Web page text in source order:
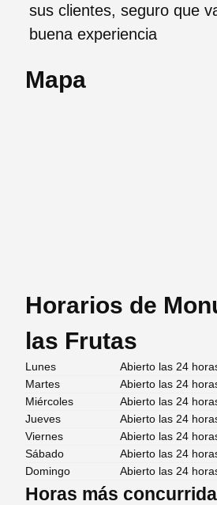
sus clientes, seguro que
buena experiencia
Mapa
Horarios de
las Frutas
Lunes
Abierto las 24
Martes
Abierto las 24
Miércoles
Abierto las 24
Jueves
Abierto las 24
Viernes
Abierto las 24
Sábado
Abierto las 24
Domingo
Abierto las 24
Horas más